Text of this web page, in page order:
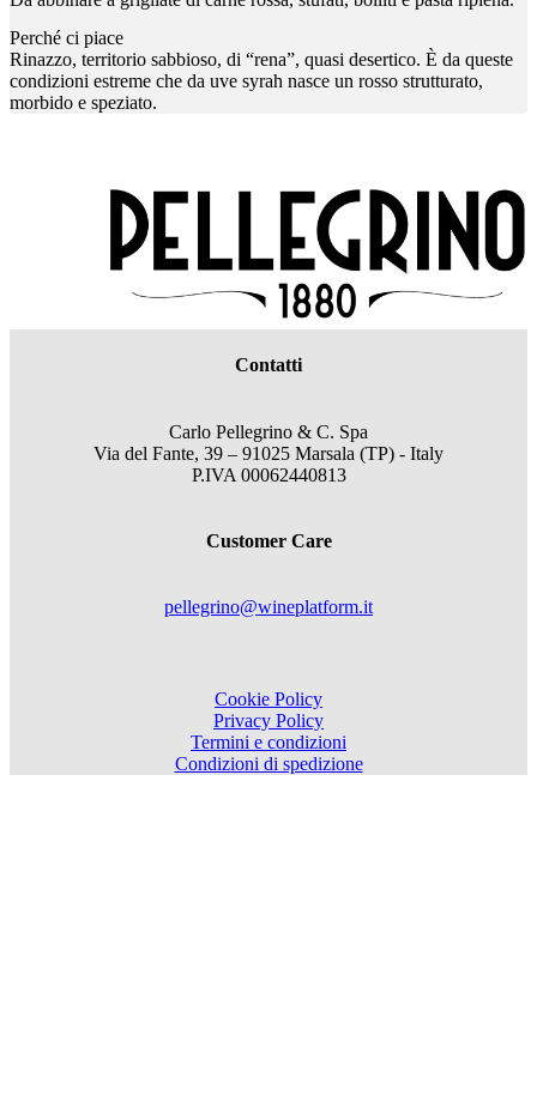
Perché ci piace
Rinazzo, territorio sabbioso, di “rena”, quasi desertico. È da queste
condizioni estreme che da uve syrah nasce un rosso strutturato,
morbido e speziato.
Contatti
Carlo Pellegrino & C. Spa
Via del Fante, 39 – 91025 Marsala (TP) - Italy
P.IVA 00062440813
Customer Care
pellegrino@wineplatform.it
Cookie Policy
Privacy Policy
Termini e condizioni
Condizioni di spedizione